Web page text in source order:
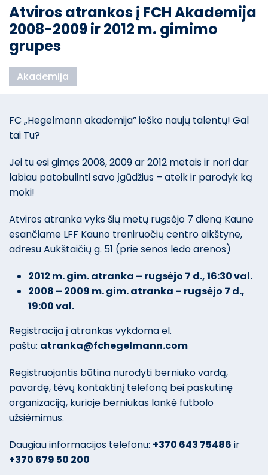
Atviros atrankos į FCH Akademija
2008-2009 ir 2012 m. gimimo
grupes
Akademija
FC „Hegelmann akademija” ieško naujų talentų! Gal
tai Tu?
Jei tu esi gimęs 2008, 2009 ar 2012 metais ir nori dar
labiau patobulinti savo įgūdžius – ateik ir parodyk ką
moki!
Atviros atranka vyks šių metų rugsėjo 7 dieną Kaune
esančiame LFF Kauno treniruočių centro aikštyne,
adresu Aukštaičių g. 51 (prie senos ledo arenos)
2012 m. gim. atranka – rugsėjo 7 d., 16:30 val.
2008 – 2009 m. gim. atranka – rugsėjo 7 d.,
19:00 val.
Registracija į atrankas vykdoma el.
paštu: atranka@fchegelmann.com
Registruojantis būtina nurodyti berniuko vardą,
pavardę, tėvų kontaktinį telefoną bei paskutinę
organizaciją, kurioje berniukas lankė futbolo
užsiėmimus.
Daugiau informacijos telefonu: +370 643 75486 ir
+370 679 50 200